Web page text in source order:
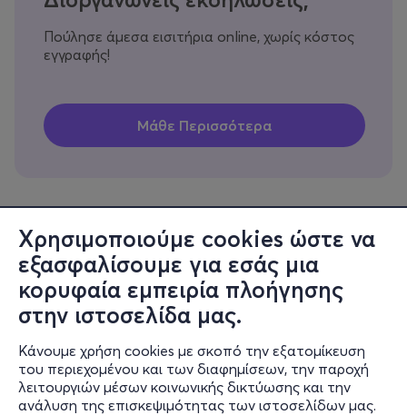
Χρησιμοποιούμε cookies ώστε να
εξασφαλίσουμε για εσάς μια
κορυφαία εμπειρία πλοήγησης
στην ιστοσελίδα μας.
Κάνουμε χρήση cookies με σκοπό την εξατομίκευση
του περιεχομένου και των διαφημίσεων, την παροχή
λειτουργιών μέσων κοινωνικής δικτύωσης και την
ανάλυση της επισκεψιμότητας των ιστοσελίδων μας.
Πούλησε άμεσα εισιτήρια online, χωρίς κόστος
εγγραφής!
Πληροφορίες
Υποστήριξη
Stay Connected